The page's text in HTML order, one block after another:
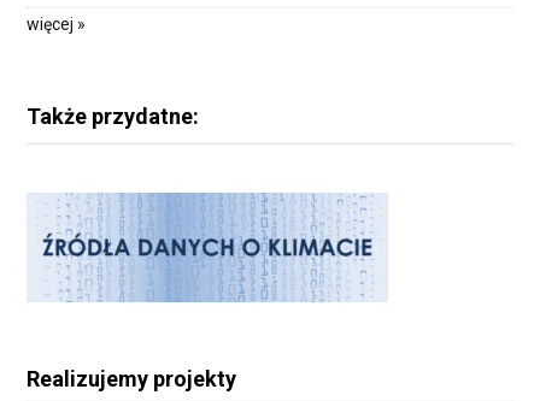
więcej »
Także przydatne:
Realizujemy projekty